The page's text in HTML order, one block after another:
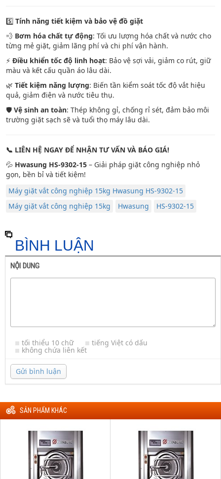
5️⃣ Tính năng tiết kiệm và bảo vệ đồ giặt
💨 Bơm hóa chất tự động: Tối ưu lượng hóa chất và nước cho
từng mẻ giặt, giảm lãng phí và chi phí vận hành.
⚡ Điều khiển tốc độ linh hoạt: Bảo vệ sợi vải, giảm co rút, giữ
màu và kết cấu quần áo lâu dài.
🌿 Tiết kiệm năng lượng: Biến tần kiểm soát tốc độ vắt hiệu
quả, giảm điện và nước tiêu thụ.
🛡️ Vệ sinh an toàn: Thép không gỉ, chống rỉ sét, đảm bảo môi
trường giặt sạch sẽ và tuổi thọ máy lâu dài.
📞 LIÊN HỆ NGAY ĐỂ NHẬN TƯ VẤN VÀ BÁO GIÁ!
💦 Hwasung HS-9302-15– Giải pháp giặt công nghiệp nhỏ
gọn, bền bỉ và tiết kiệm!
Máy giặt vắt công nghiệp 15kg Hwasung HS-9302-15
Máy giặt vắt công nghiệp 15kg
Hwasung HS-9302-15
BÌNH LUẬN
NỘI DUNG
tối thiểu 10 chữ tiếng Việt có dấu
không chứa liên kết
Gửi bình luận
SẢN PHẨM KHÁC